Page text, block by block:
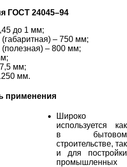
ГОСТ 24045–94
до 1 мм;
– 750 мм;
– 800 мм;
мм;
мм.
применения
Широко
используется как
в бытовом
строительстве, так
и для постройки
промышленных